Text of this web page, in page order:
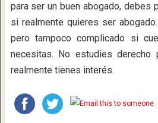
para ser un buen abogado, debes
si realmente quieres ser
pero tampoco complicado si
necesitas. No estudies
realmente tienes interés.